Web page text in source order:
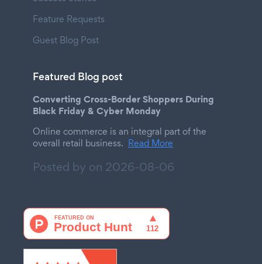
Feature Requests
Guest Blog Post
Featured Blog post
Converting Cross-Border Shoppers During
Black Friday & Cyber Monday
Online commerce is an integral part of the
overall retail business. Read More
Posted by on 2026-08-06